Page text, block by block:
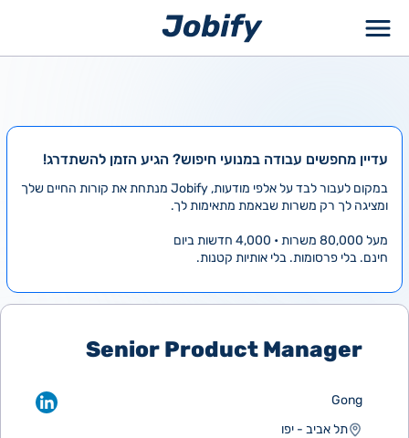
עדיין מחפשים עבודה במנועי חיפוש? הגיע הזמן להשתדרג!
במקום לעבור לבד על אלפי מודעות, Jobify מנתחת את קורות החיים שלך
ומציגה לך רק משרות שבאמת מתאימות לך.
מעל 80,000 משרות • 4,000 חדשות ביום
חינם. בלי פרסומות. בלי אותיות קטנות.
Senior Product Manager
Gong
תל אביב - יפו